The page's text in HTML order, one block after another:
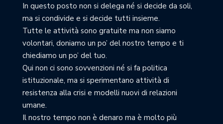
In questo posto non si delega né si decide da soli,
ma si condivide e si decide tutti insieme.
Tutte le attività sono gratuite ma non siamo
volontari, doniamo un po’ del nostro tempo e ti
chiediamo un po’ del tuo.
Qui non ci sono sovvenzioni né si fa politica
istituzionale, ma si sperimentano attività di
resistenza alla crisi e modelli nuovi di relazioni
umane.
Il nostro tempo non è denaro ma è molto più